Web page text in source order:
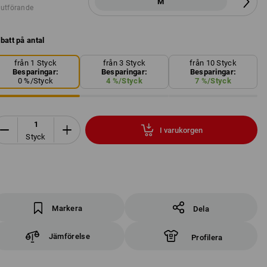
på antal
från 1 Styck
Besparingar:
0%/Styck
från 3 Styck
Besparingar:
4 %/Styck
från 10 Styck
Besparingar:
7 %/Styck
Styck
I varukorgen
Markera Dela
Jämförelse Profilera